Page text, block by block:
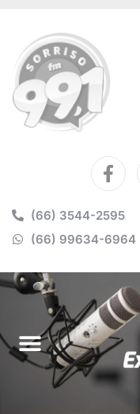
(66) 3544-2595
(66) 99634-6964